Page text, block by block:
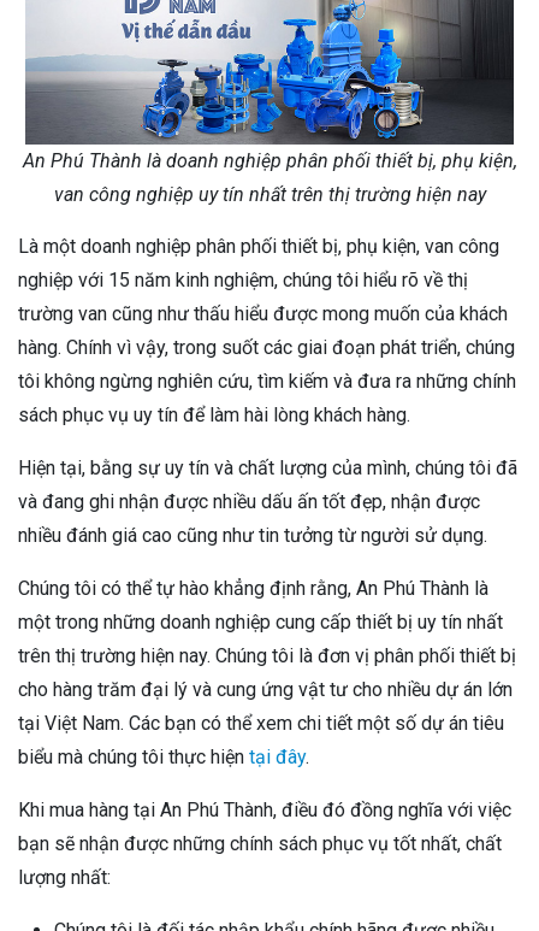
An Phú Thành là doanh nghiệp phân phối thiết bị, phụ kiện,
van công nghiệp uy tín nhất trên thị trường hiện nay
Là một doanh nghiệp phân phối thiết bị, phụ kiện, van công
nghiệp với 15 năm kinh nghiệm, chúng tôi hiểu rõ về thị
trường van cũng như thấu hiểu được mong muốn của khách
hàng. Chính vì vậy, trong suốt các giai đoạn phát triển, chúng
tôi không ngừng nghiên cứu, tìm kiếm và đưa ra những chính
sách phục vụ uy tín để làm hài lòng khách hàng.
Hiện tại, bằng sự uy tín và chất lượng của mình, chúng tôi đã
và đang ghi nhận được nhiều dấu ấn tốt đẹp, nhận được
nhiều đánh giá cao cũng như tin tưởng từ người sử dụng.
Chúng tôi có thể tự hào khẳng định rằng, An Phú Thành là
một trong những doanh nghiệp cung cấp thiết bị uy tín nhất
trên thị trường hiện nay. Chúng tôi là đơn vị phân phối thiết bị
cho hàng trăm đại lý và cung ứng vật tư cho nhiều dự án lớn
tại Việt Nam. Các bạn có thể xem chi tiết một số dự án tiêu
biểu mà chúng tôi thực hiện tại đây.
Khi mua hàng tại An Phú Thành, điều đó đồng nghĩa với việc
bạn sẽ nhận được những chính sách phục vụ tốt nhất, chất
lượng nhất: